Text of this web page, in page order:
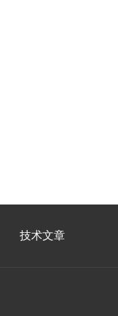
技术文章